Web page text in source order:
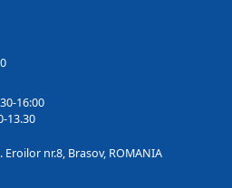
16:00
13.30
Eroilor nr.8, Brasov, ROMANIA